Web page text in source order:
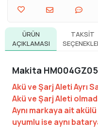
ÜRÜN
AÇIKLAMASI
TAKSIT
Makita HM004GZ05
Akü ve Şarj Aleti Ayrı
Akü ve Şarj Aleti
Aynı markaya ait
uyumlu ise aynı